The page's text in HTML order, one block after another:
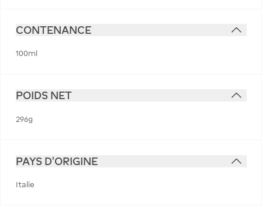
CONTENANCE
100ml
POIDS NET
296g
PAYS D'ORIGINE
Italie